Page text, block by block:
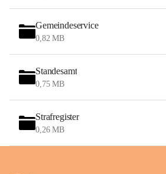
Gemeindeservice
0,82 MB
Standesamt
0,75 MB
Strafregister
0,26 MB